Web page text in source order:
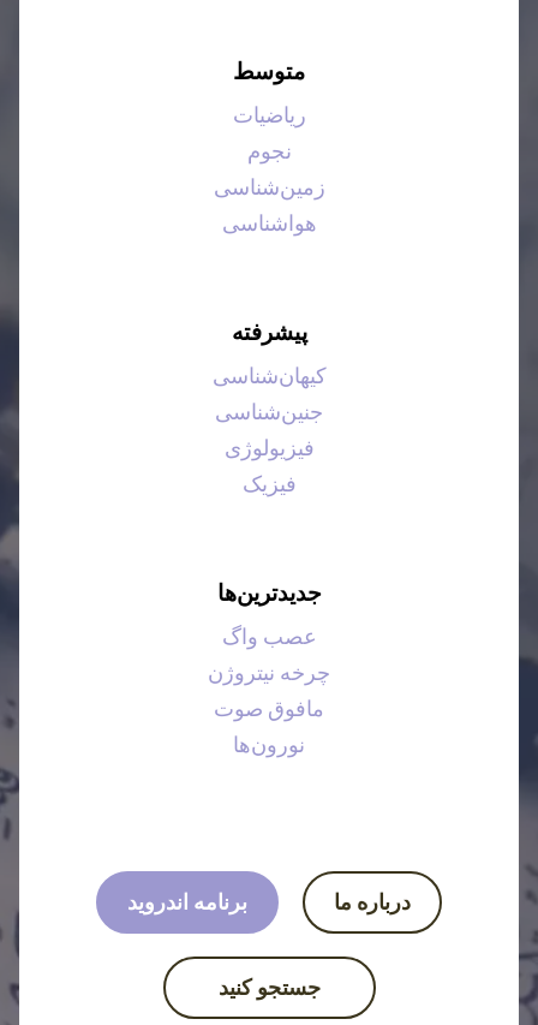
متوسط
ریاضیات
نجوم
زمین‌شناسی
هواشناسی
پیشرفته
کیهان‌شناسی
جنین‌شناسی
فیزیولوژی
فیزیک
جدیدترین‌ها
عصب واگ
چرخه نیتروژن
مافوق صوت
نورون‌ها
برنامه اندروید درباره ما
جستجو کنید